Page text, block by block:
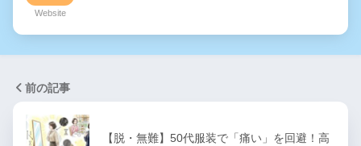
Website
前の記事
【脱・無難】50代服装で「痛い」を回避！高